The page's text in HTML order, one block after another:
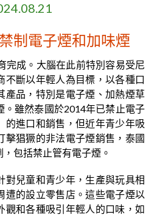
制電子煙和加味煙
完成。大腦在此前特別容易受尼
不斷以年輕人為目標，以各種口
產品，特別是電子煙、加熱煙草
。雖然泰國於2014年已禁止電子
的進口和銷售，但近年青少年吸
擊猖獗的非法電子煙銷售，泰國
包括禁止管有電子煙。
對兒童和青少年，生產與玩具相
遭的設立零售店。這些電子煙以
觀和各種吸引年輕人的口味，如